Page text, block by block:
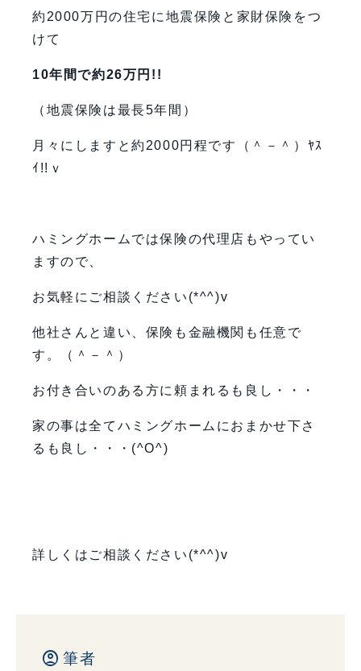
約2000万円の住宅に地震保険と家財保険をつ
けて
10年間で約26万円!!
（地震保険は最長5年間）
月々にしますと約2000円程です（＾－＾）ﾔｽ
ｲ!!ｖ
ハミングホームでは保険の代理店もやってい
ますので、
お気軽にご相談ください(*^^)v
他社さんと違い、保険も金融機関も任意で
す。（＾－＾）
お付き合いのある方に頼まれるも良し・・・
家の事は全てハミングホームにおまかせ下さ
るも良し・・・(^O^)
詳しくはご相談ください(*^^)v
account_circle 筆者